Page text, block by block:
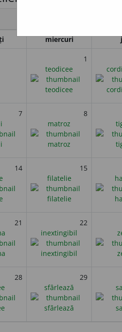
miercuri
1
teodicee
7
8
matroz
14
15
filatelie
21
22
inextingibil
28
29
sfârlează